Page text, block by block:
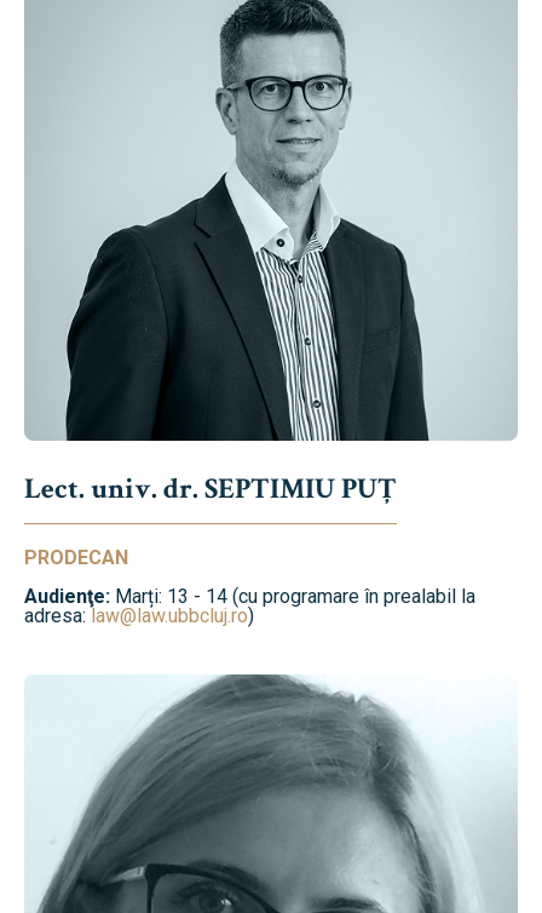
Lect. univ. dr. SEPTIMIU PUȚ
PRODECAN
Audienţe: Marți: 13 - 14 (cu programare în prealabil la
adresa:law@law.ubbcluj.ro)